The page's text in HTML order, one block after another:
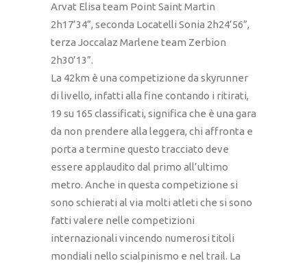
Arvat Elisa team Point Saint Martin
2h17’34”, seconda Locatelli Sonia 2h24’56”,
terza Joccalaz Marlene team Zerbion
2h30’13”.
La 42km è una competizione da skyrunner
di livello, infatti alla fine contando i ritirati,
19 su 165 classificati, significa che è una gara
da non prendere alla leggera, chi affronta e
porta a termine questo tracciato deve
essere applaudito dal primo all’ultimo
metro. Anche in questa competizione si
sono schierati al via molti atleti che si sono
fatti valere nelle competizioni
internazionali vincendo numerosi titoli
mondiali nello scialpinismo e nel trail. La